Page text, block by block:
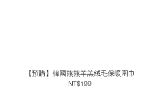
【預購】韓國熊熊羊羔絨毛保暖圍巾
NT$199